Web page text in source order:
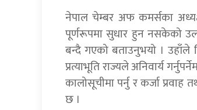
नेपाल चेम्बर अफ कमर्सका
पूर्णरूपमा सुधार हुन नसकेको
बन्दै गएको बताउनुभयो । उहाँले
प्रत्याभूति राज्यले अनिवार्य
कालोसूचीमा पर्नु र कर्जा
छ ।